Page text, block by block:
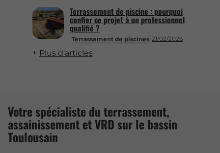
Terrassement de piscines 21/02/2026
Terrassement de piscine : pourquoi
confier ce projet à un professionnel
qualifié ?
Plus d'articles
Votre spécialiste du terrassement,
assainissement et VRD sur le bassin
Toulousain